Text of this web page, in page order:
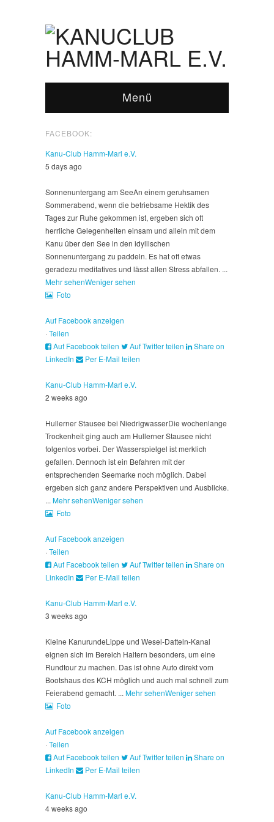
Menü
FACEBOOK:
Kanu-Club Hamm-Marl e.V.
5 days ago
Sonnenuntergang am SeeAn einem geruhsamen
Sommerabend, wenn die betriebsame Hektik des
Tages zur Ruhe gekommen ist, ergeben sich oft
herrliche Gelegenheiten einsam und allein mit dem
Kanu über den See in den idyllischen
Sonnenuntergang zu paddeln. Es hat oft etwas
geradezu meditatives und lässt allen Stress abfallen. ...
Mehr sehenWeniger sehen
Foto
Auf Facebook anzeigen
·Teilen
Auf Facebook teilen
Auf Twitter teilen
Share on
LinkedIn
Per E-Mail teilen
Kanu-Club Hamm-Marl e.V.
2 weeks ago
Hullerner Stausee bei NiedrigwasserDie wochenlange
Trockenheit ging auch am Hullerner Stausee nicht
folgenlos vorbei. Der Wasserspielgel ist merklich
gefallen. Dennoch ist ein Befahren mit der
entsprechenden Seemarke noch möglich. Dabei
ergeben sich ganz andere Perspektiven und Ausblicke.
... Mehr sehenWeniger sehen
Foto
Auf Facebook anzeigen
·Teilen
Auf Facebook teilen
Auf Twitter teilen
Share on
LinkedIn
Per E-Mail teilen
Kanu-Club Hamm-Marl e.V.
3 weeks ago
Kleine KanurundeLippe und Wesel-Datteln-Kanal
eignen sich im Bereich Haltern besonders, um eine
Rundtour zu machen. Das ist ohne Auto direkt vom
Bootshaus des KCH möglich und auch mal schnell zum
Feierabend gemacht. ... Mehr sehenWeniger sehen
Foto
Auf Facebook anzeigen
·Teilen
Auf Facebook teilen
Auf Twitter teilen
Share on
LinkedIn
Per E-Mail teilen
Kanu-Club Hamm-Marl e.V.
4 weeks ago